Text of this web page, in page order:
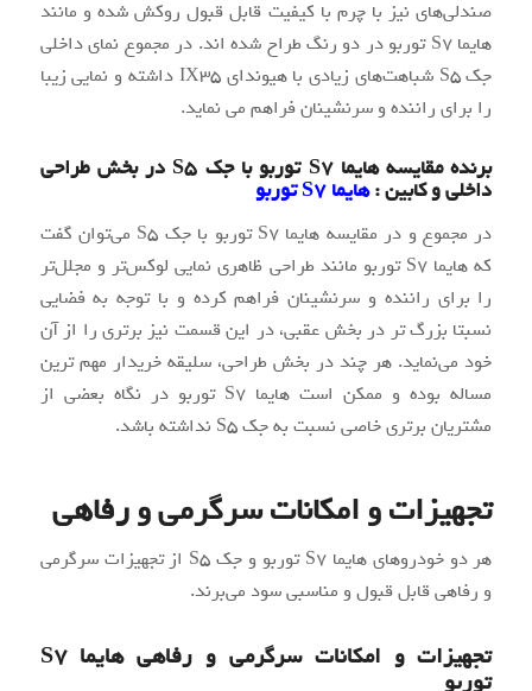
صندلی‌های نیز با چرم با کیفیت قابل قبول روکش شده و مانند
هایما S7 توربو در دو رنگ طراح شده اند. در مجموع نمای داخلی
جک S5 شباهت‌های زیادی با هیوندای IX35 داشته و نمایی زیبا
را برای راننده و سرنشینان فراهم می نماید.
برنده مقایسه هایما S7 توربو با جک S5 در بخش طراحی
داخلی و کابین :هایما S7 توربو
در مجموع و در مقایسه هایما S7 توربو با جک S5 می‌توان گفت
که هایما S7 توربو مانند طراحی ظاهری نمایی لوکس‌تر و مجلل‌تر
را برای راننده و سرنشینان فراهم کرده و با توجه به فضایی
نسبتا بزرگ تر در بخش عقبی، در این قسمت نیز برتری را از آن
خود می‌نماید. هر چند در بخش طراحی، سلیقه خریدار مهم ترین
مساله بوده و ممکن است هایما S7 توربو در نگاه بعضی از
مشتریان برتری خاصی نسبت به جک S5 نداشته باشد.
تجهیزات و امکانات سرگرمی و رفاهی
هر دو خودروهای هایما S7 توربو و جک S5 از تجهیزات سرگرمی
و رفاهی قابل قبول و مناسبی سود می‌برند.
تجهیزات و امکانات سرگرمی و رفاهی هایما S7
توربو